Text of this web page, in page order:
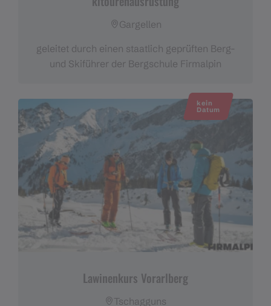
Gargellen
geleitet durch einen staatlich geprüften Berg-
und Skiführer der Bergschule Firmalpin
kein
Datum
Lawinenkurs Vorarlberg
Tschagguns